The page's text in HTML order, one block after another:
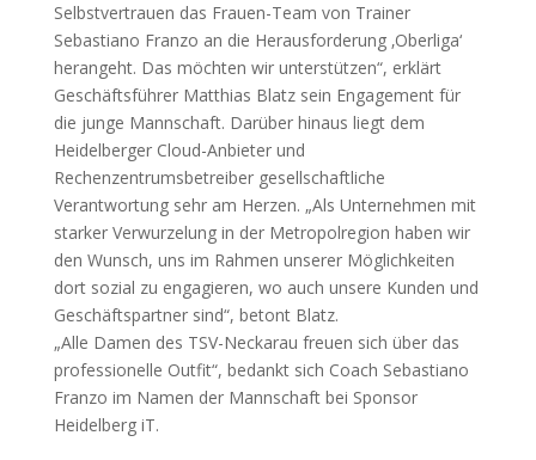
Selbstvertrauen das Frauen-Team von Trainer
Sebastiano Franzo an die Herausforderung ‚Oberliga‘
herangeht. Das möchten wir unterstützen“, erklärt
Geschäftsführer Matthias Blatz sein Engagement für
die junge Mannschaft. Darüber hinaus liegt dem
Heidelberger Cloud-Anbieter und
Rechenzentrumsbetreiber gesellschaftliche
Verantwortung sehr am Herzen. „Als Unternehmen mit
starker Verwurzelung in der Metropolregion haben wir
den Wunsch, uns im Rahmen unserer Möglichkeiten
dort sozial zu engagieren, wo auch unsere Kunden und
Geschäftspartner sind“, betont Blatz.
„Alle Damen des TSV-Neckarau freuen sich über das
professionelle Outfit“, bedankt sich Coach Sebastiano
Franzo im Namen der Mannschaft bei Sponsor
Heidelberg iT.